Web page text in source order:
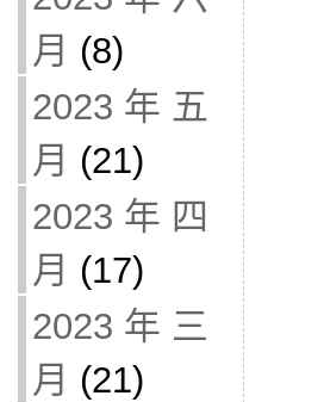
月 (8)
2023 年 五
月 (21)
2023 年 四
月 (17)
2023 年 三
月 (21)